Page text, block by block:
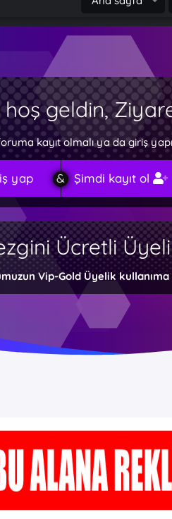
geldin,
kayıt olmalı ya da giriş
yap Şimdi kayıt ol
Ücretli
Vip-Gold Üyelik kullanıma